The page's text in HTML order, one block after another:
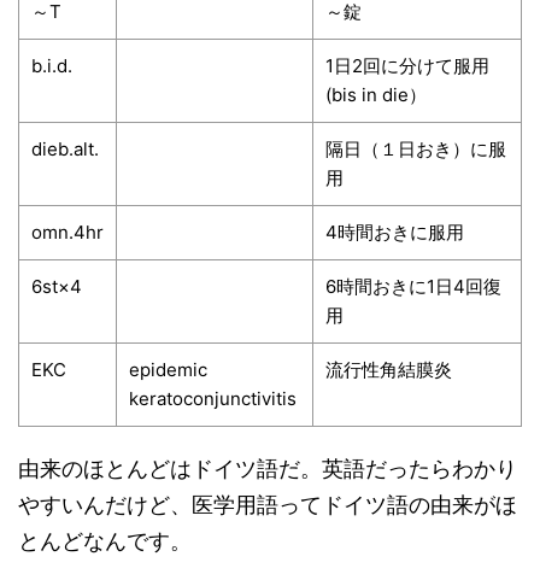
～T ～錠
b.i.d.
1日2回に分けて服用
(bis in die）
dieb.alt.
隔日（１日おき）に服
用
omn.4hr 4時間おきに服用
6st×4
6時間おきに1日4回復
用
EKC
epidemic
keratoconjunctivitis
流行性角結膜炎
由来のほとんどはドイツ語だ。英語だったらわかり
やすいんだけど、医学用語ってドイツ語の由来がほ
とんどなんです。